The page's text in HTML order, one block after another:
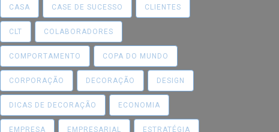
CASA CASE DE SUCESSO CLIENTES
CLT COLABORADORES
COMPORTAMENTO COPA DO MUNDO
CORPORAÇÃO DECORAÇÃO DESIGN
DICAS DE DECORAÇÃO ECONOMIA
EMPRESA EMPRESARIAL ESTRATÉGIA